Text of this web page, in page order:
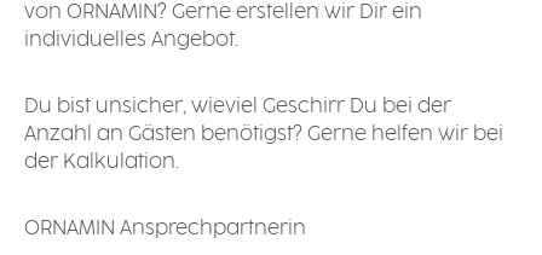
von ORNAMIN? Gerne erstellen wir Dir ein
individuelles Angebot.
Du bist unsicher, wieviel Geschirr Du bei der
Anzahl an Gästen benötigst? Gerne helfen wir bei
der Kalkulation.
ORNAMIN Ansprechpartnerin